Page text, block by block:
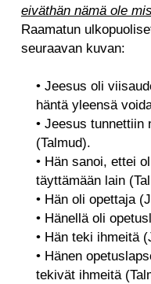
eiväthän nämä ole
Raamatun
seuraavan kuvan:
• Jeesus oli
häntä yleensä
• Jeesus tunnettiin
(Talmud).
• Hän sanoi, ettei
täyttämään lain
• Hän oli opettaja
• Hänellä oli
• Hän teki ihmeitä
• Hänen
tekivät ihmeitä